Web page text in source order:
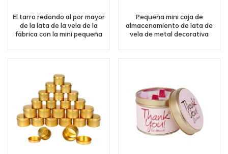
El tarro redondo al por mayor
de la lata de la vela de la
fábrica con la mini pequeña
Pequeña mini caja de
almacenamiento de lata de
vela de metal decorativa